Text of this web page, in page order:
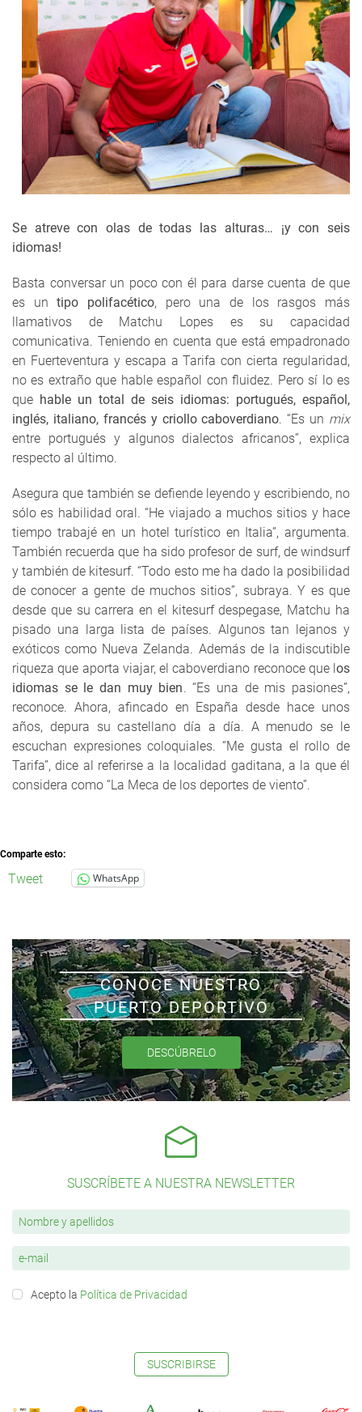
Se atreve con olas de todas las alturas… ¡y con seis
idiomas!
Basta conversar un poco con él para darse cuenta de que
es untipo polifacético, pero una de los rasgos más
llamativos de Matchu Lopes es su capacidad
comunicativa. Teniendo en cuenta que está empadronado
en Fuerteventura y escapa a Tarifa con cierta regularidad,
no es extraño que hable español con fluidez. Pero sí lo es
que hable un total de seis idiomas: portugués, español,
inglés, italiano, francés y criollo caboverdiano. “Es un mix
entre portugués y algunos dialectos africanos”, explica
respecto al último.
Asegura que también se defiende leyendo y escribiendo, no
sólo es habilidad oral. “He viajado a muchos sitios y hace
tiempo trabajé en un hotel turístico en Italia”, argumenta.
También recuerda que ha sido profesor de surf, de windsurf
y también de kitesurf. “Todo esto me ha dado la posibilidad
de conocer a gente de muchos sitios”, subraya. Y es que
desde que su carrera en el kitesurf despegase, Matchu ha
pisado una larga lista de países. Algunos tan lejanos y
exóticos como Nueva Zelanda. Además de la indiscutible
riqueza que aporta viajar, el caboverdiano reconoce que los
idiomas se le dan muy bien. “Es una de mis pasiones”,
reconoce. Ahora, afincado en España desde hace unos
años, depura su castellano día a día. A menudo se le
escuchan expresiones coloquiales. “Me gusta el rollo de
Tarifa”, dice al referirse a la localidad gaditana, a la que él
considera como “La Meca de los deportes de viento”.
Comparte esto:
Tweet WhatsApp
CONOCE NUESTRO
PUERTO DEPORTIVO
DESCÚBRELO
SUSCRÍBETE A NUESTRA NEWSLETTER
Acepto la Política de Privacidad
SUSCRIBIRSE